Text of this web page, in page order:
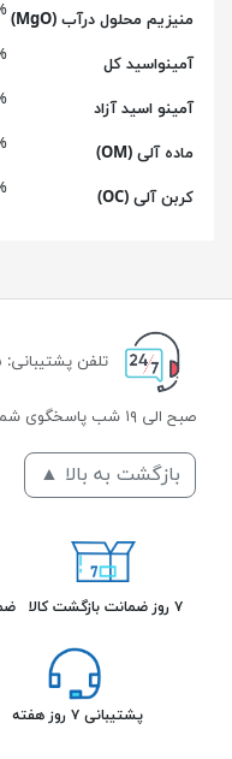
منیزیم محلول درآب (MgO)
آمینواسید کل
آمینو اسید آزاد
ماده آلی (OM)
کربن آلی (OC)
تلفن پشتیبانی: ۵ ۵ ۵ ۰ ۴ ۴ ۶ ۳ - ۴ ۴ ۰
صبح الی ۱۹ شب پاسخگوی شما هستیم.
بازگشت به بالا ▲
۷ روز ضمانت بازگشت کالا
پشتیبانی ۷ روز هفته